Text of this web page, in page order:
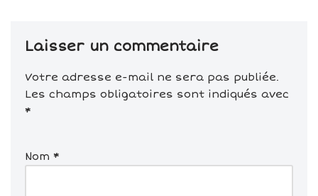
Laisser un commentaire
Votre adresse e-mail ne sera pas publiée.
Les champs obligatoires sont indiqués avec
*
Nom *